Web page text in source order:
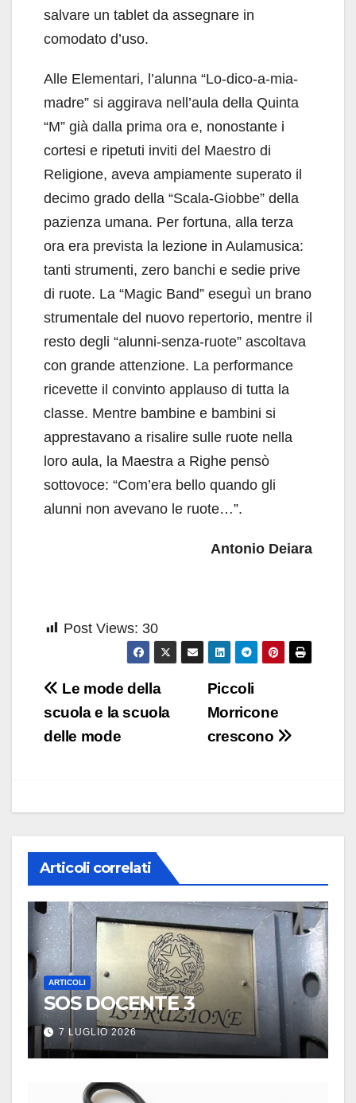
salvare un tablet da assegnare in
comodato d’uso.
Alle Elementari, l’alunna “Lo-dico-a-mia-
madre” si aggirava nell’aula della Quinta
“M” già dalla prima ora e, nonostante i
cortesi e ripetuti inviti del Maestro di
Religione, aveva ampiamente superato il
decimo grado della “Scala-Giobbe” della
pazienza umana. Per fortuna, alla terza
ora era prevista la lezione in Aulamusica:
tanti strumenti, zero banchi e sedie prive
di ruote. La “Magic Band” eseguì un brano
strumentale del nuovo repertorio, mentre il
resto degli “alunni-senza-ruote” ascoltava
con grande attenzione. La performance
ricevette il convinto applauso di tutta la
classe. Mentre bambine e bambini si
apprestavano a risalire sulle ruote nella
loro aula, la Maestra a Righe pensò
sottovoce: “Com’era bello quando gli
alunni non avevano le ruote…”.
Antonio Deiara
Post Views: 30
Navigazione
articoli
Piccoli
Morricone
crescono
Le mode della
scuola e la scuola
delle mode
Articoli correlati
ARTICOLI
SOS DOCENTE 3
7 LUGLIO 2026